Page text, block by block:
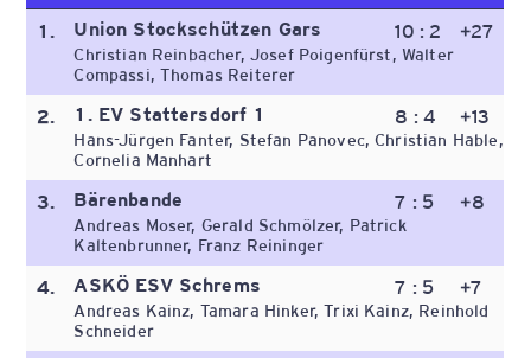
Registrieren Anmelden
1. Union Stockschützen Gars
Christian Reinbacher, Josef Poigenfürst, Walter
Compassi, Thomas Reiterer
10 : 2 +27
2. 1. EV Stattersdorf 1
Hans-Jürgen Fanter, Stefan Panovec, Christian Hable,
Cornelia Manhart
8 : 4 +13
3. Bärenbande
Andreas Moser, Gerald Schmölzer, Patrick
Kaltenbrunner, Franz Reininger
7 : 5 +8
4. ASKÖ ESV Schrems
Andreas Kainz, Tamara Hinker, Trixi Kainz, Reinhold
Schneider
7 : 5 +7